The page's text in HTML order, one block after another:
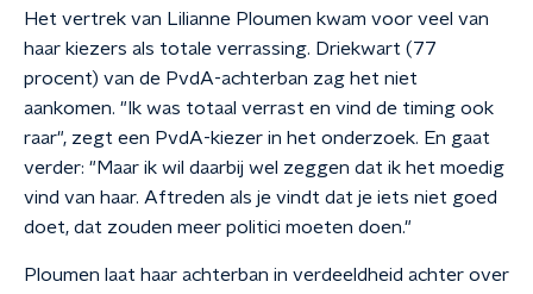
Het vertrek van Lilianne Ploumen kwam voor veel van
haar kiezers als totale verrassing. Driekwart (77
procent) van de PvdA-achterban zag het niet
aankomen. "Ik was totaal verrast en vind de timing ook
raar", zegt een PvdA-kiezer in het onderzoek. En gaat
verder: "Maar ik wil daarbij wel zeggen dat ik het moedig
vind van haar. Aftreden als je vindt dat je iets niet goed
doet, dat zouden meer politici moeten doen."
Ploumen laat haar achterban in verdeeldheid achter over